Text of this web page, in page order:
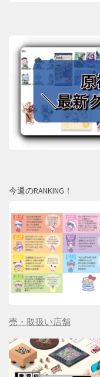
今週のRANKING！
売・取扱い店舗